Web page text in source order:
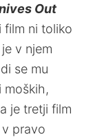
Out
film ni toliko
v njem
se mu
moških,
je tretji film
pravo